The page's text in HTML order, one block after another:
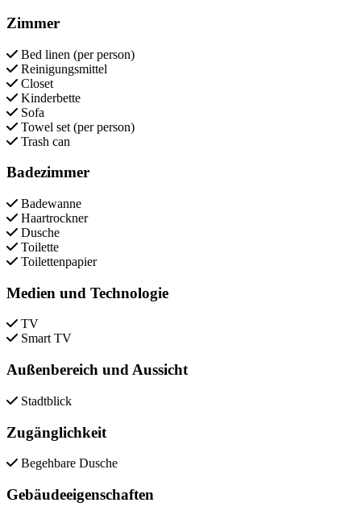
Zimmer
Bed linen (per person)
Reinigungsmittel
Closet
Kinderbette
Sofa
Towel set (per person)
Trash can
Badezimmer
Badewanne
Haartrockner
Dusche
Toilette
Toilettenpapier
Medien und Technologie
TV
Smart TV
Außenbereich und Aussicht
Stadtblick
Zugänglichkeit
Begehbare Dusche
Gebäudeeigenschaften